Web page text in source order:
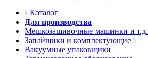
Каталог
Для производства
Мешкозашивочные машинки и т.д.
Запайщики и комплектующие
Вакуумные упаковщики